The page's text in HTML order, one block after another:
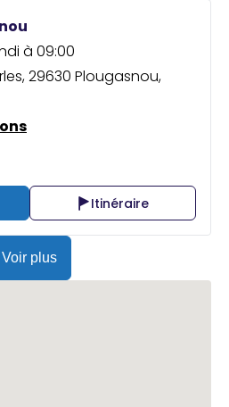
à 09:00
29630 Plougasnou,
Itinéraire
Voir plus